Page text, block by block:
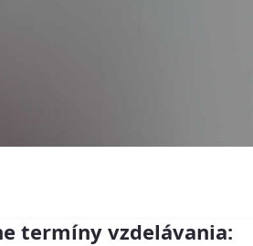
termíny vzdelávania: